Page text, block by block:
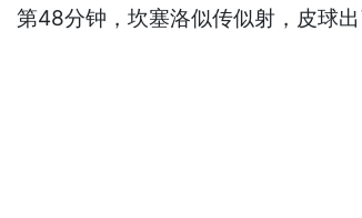
第48分钟，坎塞洛似传似射，皮球